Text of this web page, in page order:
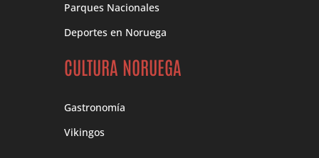
Parques Nacionales
Deportes en Noruega
CULTURA NORUEGA
Gastronomía
Vikingos